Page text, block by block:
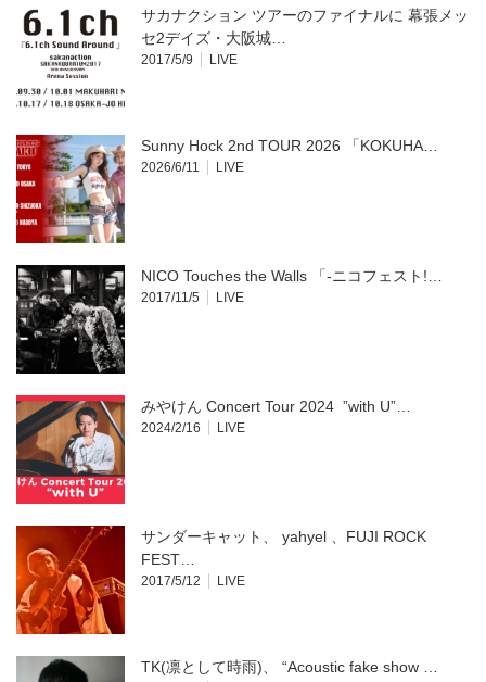
ウ
開
き
ま
す)
い
(新
し
い
ン
ド
開
き
ま
す)
サカナクション ツアーのファイナルに 幕張メッ
セ2デイズ・大阪城…
2017/5/9 LIVE
Sunny Hock 2nd TOUR 2026 「KOKUHA…
2026/6/11 LIVE
NICO Touches the Walls 「-ニコフェスト!…
2017/11/5 LIVE
みやけん Concert Tour 2024 ”with U”…
2024/2/16 LIVE
サンダーキャット、 yahyel 、FUJI ROCK
FEST…
2017/5/12 LIVE
TK(凛として時雨)、 “Acoustic fake show …